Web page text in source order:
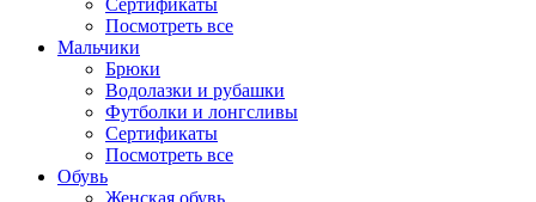
Сертификаты
Посмотреть все
Мальчики
Брюки
Водолазки и рубашки
Футболки и лонгсливы
Сертификаты
Посмотреть все
Обувь
Женская обувь